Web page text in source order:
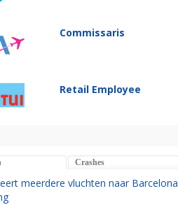
Commissaris
Retail Employee
Crashes
meerdere vluchten naar Barcelona